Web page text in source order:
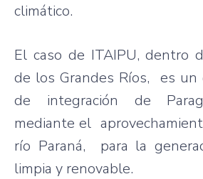
climático.
El caso de ITAIPU, dentro
de los Grandes Ríos, es un
de integración de
mediante el
río Paraná, para la
limpia y renovable.